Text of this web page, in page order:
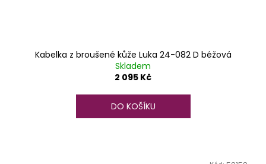
Kabelka z broušené kůže Luka 24-082 D béžová
Skladem
2 095 Kč
DO KOŠÍKU